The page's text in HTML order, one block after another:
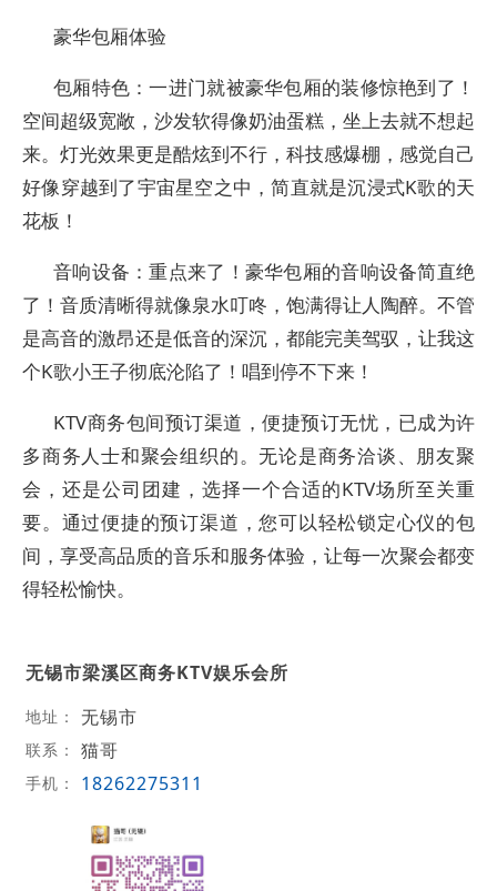
豪华包厢体验
包厢特色：一进门就被豪华包厢的装修惊艳到了！
空间超级宽敞，沙发软得像奶油蛋糕，坐上去就不想起
来。灯光效果更是酷炫到不行，科技感爆棚，感觉自己
好像穿越到了宇宙星空之中，简直就是沉浸式K歌的天
花板！
音响设备：重点来了！豪华包厢的音响设备简直绝
了！音质清晰得就像泉水叮咚，饱满得让人陶醉。不管
是高音的激昂还是低音的深沉，都能完美驾驭，让我这
个K歌小王子彻底沦陷了！唱到停不下来！
KTV商务包间预订渠道，便捷预订无忧，已成为许
多商务人士和聚会组织的。无论是商务洽谈、朋友聚
会，还是公司团建，选择一个合适的KTV场所至关重
要。通过便捷的预订渠道，您可以轻松锁定心仪的包
间，享受高品质的音乐和服务体验，让每一次聚会都变
得轻松愉快。
无锡市梁溪区商务KTV娱乐会所
地址： 无锡市
联系： 猫哥
手机： 18262275311